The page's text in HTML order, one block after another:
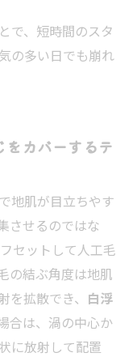
で、短時間のスタ
の多い日でも崩れ
カバーするテ
地肌が目立ちやす
させるのではな
セットして人工毛
の結ぶ角度は地肌
拡散でき、 白浮
合は、渦の中心か
に放射して配置